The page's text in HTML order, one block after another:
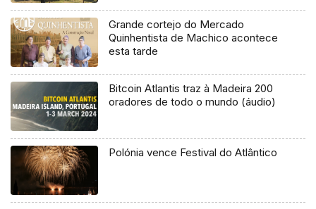
Grande cortejo do Mercado
Quinhentista de Machico acontece
esta tarde
Bitcoin Atlantis traz à Madeira 200
oradores de todo o mundo (áudio)
Polónia vence Festival do Atlântico